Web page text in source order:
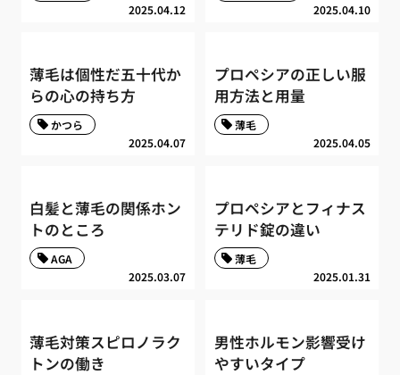
2025.04.12 2025.04.10
薄毛は個性だ五十代か
らの心の持ち方
2025.04.07
かつら
プロペシアの正しい服
用方法と用量
2025.04.05
薄毛
白髪と薄毛の関係ホン
トのところ
2025.03.07
AGA
プロペシアとフィナス
テリド錠の違い
2025.01.31
薄毛
薄毛対策スピロノラク
トンの働き
男性ホルモン影響受け
やすいタイプ